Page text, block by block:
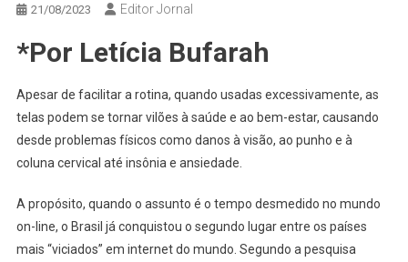
21/08/2023 Editor Jornal
*Por Letícia Bufarah
Apesar de facilitar a rotina, quando usadas excessivamente, as
telas podem se tornar vilões à saúde e ao bem-estar, causando
desde problemas físicos como danos à visão, ao punho e à
coluna cervical até insônia e ansiedade.
A propósito, quando o assunto é o tempo desmedido no mundo
on-line, o Brasil já conquistou o segundo lugar entre os países
mais “viciados” em internet do mundo. Segundo a pesquisa